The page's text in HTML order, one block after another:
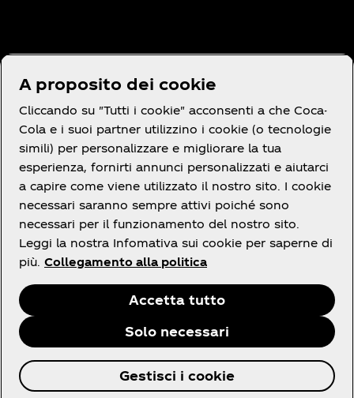
Hai bisogno di aiuto?
Termini e Condizioni
Facebook
X linkedin
Youtube
Instagram
© 2026 The Coca‑Cola Company. Tutti i diritti
riservati.
A proposito dei cookie
Cliccando su "Tutti i cookie" acconsenti a che Coca-
Cola e i suoi partner utilizzino i cookie (o tecnologie
simili) per personalizzare e migliorare la tua
esperienza, fornirti annunci personalizzati e aiutarci
a capire come viene utilizzato il nostro sito. I cookie
necessari saranno sempre attivi poiché sono
necessari per il funzionamento del nostro sito.
Leggi la nostra Infomativa sui cookie per saperne di
più. Collegamento alla politica
Accetta tutto
Solo necessari
Gestisci i cookie